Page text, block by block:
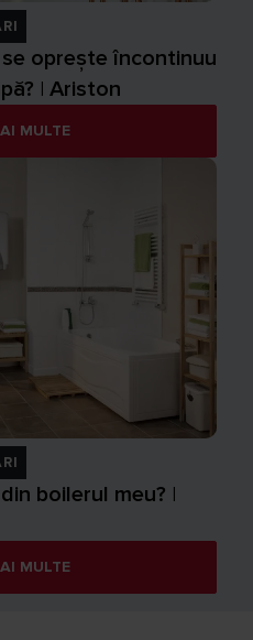
oprește încontinuu
| Ariston
MULTE
boilerul meu? |
MULTE